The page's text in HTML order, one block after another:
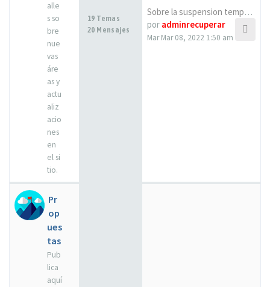
alle
s so
bre
nue
vas
áre
as y
actu
aliz
acio
nes
en
el si
tio.
19 Temas
20 Mensajes
Sobre la suspension temporal …
por adminrecuperar
Mar Mar 08, 2022 1:50 am
Pr
op
ues
tas
Pub
lica
aquí